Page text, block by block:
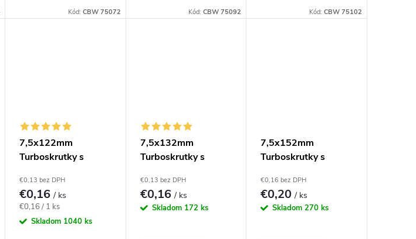
Kód: CBW 75072 Kód:CBW 75092 Kód: CBW 75102
7,5x122mm
Turboskrutky s
TX30
€0,13 bez DPH
€0,16/ ks
Jednotková
cena:
€0,16 / 1 ks
Skladom 1040 ks
7,5x132mm
Turboskrutky s
TX30
€0,13 bez DPH
€0,16/ ks
Skladom 172 ks
7,5x152mm
Turboskrutky s
TX30
€0,16 bez DPH
€0,20/ ks
Skladom270 ks